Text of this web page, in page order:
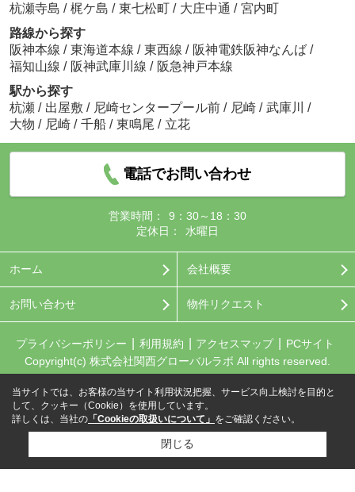
杭瀬寺島 / 梶ケ島 / 東七松町 / 大庄中通 / 宮内町
路線から探す
阪神本線 / 東海道本線 / 東西線 / 阪神電鉄阪神なんば /
福知山線 / 阪神武庫川線 / 阪急神戸本線
駅から探す
杭瀬 / 出屋敷 / 尼崎センタープール前 / 尼崎 / 武庫川
/
大物 / 尼崎 / 千船 / 東鳴尾 / 立花
電話でお問い合わせ
営業時間：
9：30～18：30
定休日：
水曜日
ホーム 会社概要
お問い合わせ 物件リクエスト
プライバシーポリシー 利用規約 アクセスマップ
PCサイト
Copyright(c) 株式会社関西グローバルラボ All rights reserved.
当サイトでは、お客様の当サイト利用状況把握、サービス向上検討を目的と
して、クッキー（Cookie）を使用しています。
詳しくは、当社の 「Cookieの取扱いについて」 をご確認ください。
閉じる